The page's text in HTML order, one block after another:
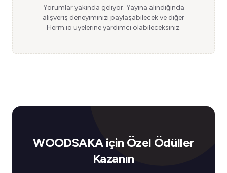
Yorumlar yakında geliyor. Yayına alındığında
alışveriş deneyiminizi paylaşabilecek ve diğer
Herm.io üyelerine yardımcı olabileceksiniz.
WOODSAKA için Özel Ödüller
Kazanın